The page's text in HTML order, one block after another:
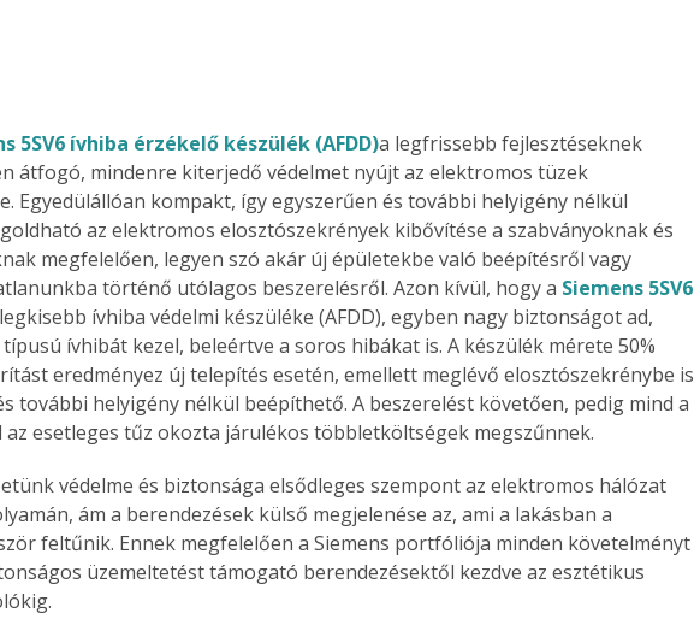
5SV6 ívhiba érzékelő készülék (AFDD)a legfrissebb fejlesztéseknek
átfogó, mindenre kiterjedő védelmet nyújt az elektromos tüzek
Egyedülállóan kompakt, így egyszerűen és további helyigény nélkül
az elektromos elosztószekrények kibővítése a szabványoknak és
megfelelően, legyen szó akár új épületekbe való beépítésről vagy
történő utólagos beszerelésről. Azon kívül, hogy a Siemens 5SV6
ívhiba védelmi készüléke (AFDD), egyben nagy biztonságot ad,
ívhibát kezel, beleértve a soros hibákat is. A készülék mérete 50%
eredményez új telepítés esetén, emellett meglévő elosztószekrénybe is
további helyigény nélkül beépíthető. A beszerelést követően, pedig mind a
az esetleges tűz okozta járulékos többletköltségek megszűnnek.
védelme és biztonsága elsődleges szempont az elektromos hálózat
ám a berendezések külső megjelenése az, ami a lakásban a
feltűnik. Ennek megfelelően a Siemens portfóliója minden követelményt
üzemeltetést támogató berendezésektől kezdve az esztétikus